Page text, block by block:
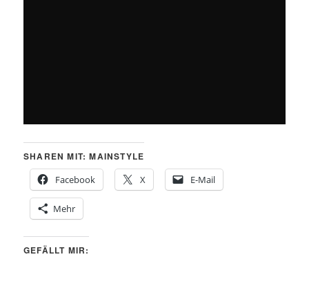
SHAREN MIT: MAINSTYLE
Facebook
X E-Mail
Mehr
GEFÄLLT MIR: